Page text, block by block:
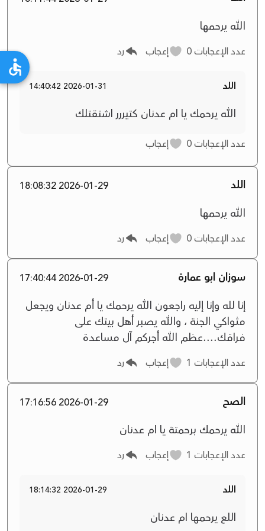
الله يرحمها
عدد الإعجابات إعجاب رد
اللد 2026-01-31 14:40:42
الله يرحمك يا ام عدنان كتيررر اشتقتلك
عدد الإعجابات إعجاب
اللد 2026-01-29 18:08:32
الله يرحمها
عدد الإعجابات إعجاب رد
سوزان ابو عمارة 2026-01-29 17:40:44
إنا لله وإنا إليه راجعون الله يرحمك يا أم عدنان ويجعل
مثواكي الجنة ، والله يصبر أهل بيتك على
فراقك....عظم الله أجركم آل مساعدة
عدد الإعجابات إعجاب رد
الصح 2026-01-29 17:16:56
الله يرحمك برحمتة يا ام عدنان
عدد الإعجابات إعجاب رد
اللد 2026-01-29 18:14:32
اللع يرحمها ام عدنان